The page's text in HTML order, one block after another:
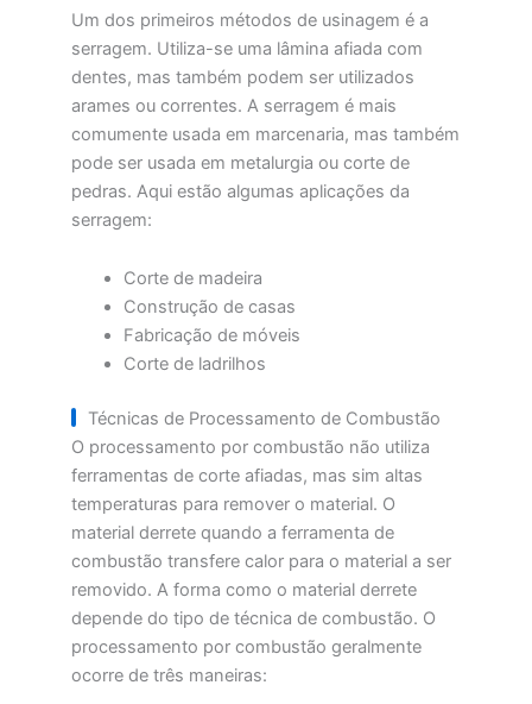
Um dos primeiros métodos de usinagem é a
serragem. Utiliza-se uma lâmina afiada com
dentes, mas também podem ser utilizados
arames ou correntes. A serragem é mais
comumente usada em marcenaria, mas também
pode ser usada em metalurgia ou corte de
pedras. Aqui estão algumas aplicações da
serragem:
Corte de madeira
Construção de casas
Fabricação de móveis
Corte de ladrilhos
Técnicas de Processamento de Combustão
O processamento por combustão não utiliza
ferramentas de corte afiadas, mas sim altas
temperaturas para remover o material. O
material derrete quando a ferramenta de
combustão transfere calor para o material a ser
removido. A forma como o material derrete
depende do tipo de técnica de combustão. O
processamento por combustão geralmente
ocorre de três maneiras: